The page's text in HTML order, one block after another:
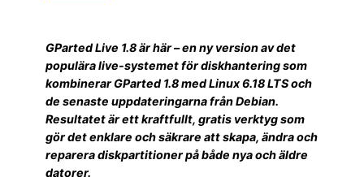
GParted Live 1.8 är här – en ny version av det
populära live-systemet för diskhantering som
kombinerar GParted 1.8 med Linux 6.18 LTS och
de senaste uppdateringarna från Debian.
Resultatet är ett kraftfullt, gratis verktyg som
gör det enklare och säkrare att skapa, ändra och
reparera diskpartitioner på både nya och äldre
datorer.